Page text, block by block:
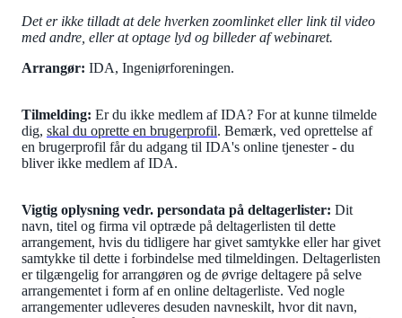
Det er ikke tilladt at dele hverken zoomlinket eller link til video
med andre, eller at optage lyd og billeder af webinaret.
Arrangør: IDA, Ingeniørforeningen.
Tilmelding: Er du ikke medlem af IDA? For at kunne tilmelde
dig, skal du oprette en brugerprofil. Bemærk, ved oprettelse af
en brugerprofil får du adgang til IDA's online tjenester - du
bliver ikke medlem af IDA.
Vigtig oplysning vedr. persondata på deltagerlister: Dit
navn, titel og firma vil optræde på deltagerlisten til dette
arrangement, hvis du tidligere har givet samtykke eller har givet
samtykke til dette i forbindelse med tilmeldingen. Deltagerlisten
er tilgængelig for arrangøren og de øvrige deltagere på selve
arrangementet i form af en online deltagerliste. Ved nogle
arrangementer udleveres desuden navneskilt, hvor dit navn,